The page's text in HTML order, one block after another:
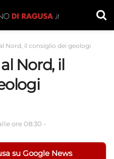
Nord, il consiglio dei geologi
Nord, il
ore 08:30 -
su Google News